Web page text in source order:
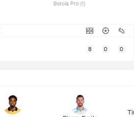
8 0 0